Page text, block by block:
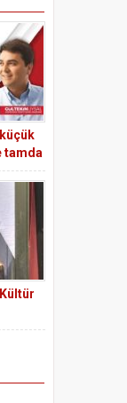
tamda